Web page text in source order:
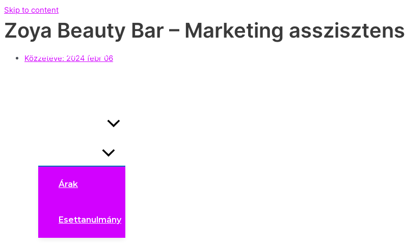
Skip to content
Exclusive Állások
Árak
Esettanulmány
Zoya Beauty Bar – Marketing asszisztens
Közzétéve: 2024 febr 06